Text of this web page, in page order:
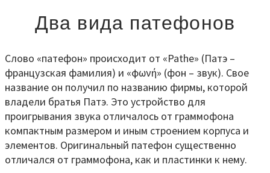
Два вида патефонов
Слово «патефон» происходит от «Pathe» (Патэ –
французская фамилия) и «φωνή» (фон – звук). Свое
название он получил по названию фирмы, которой
владели братья Патэ. Это устройство для
проигрывания звука отличалось от граммофона
компактным размером и иным строением корпуса и
элементов. Оригинальный патефон существенно
отличался от граммофона, как и пластинки к нему.